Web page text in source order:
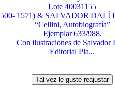
Lote 40031155
1571) & SALVADOR DALÍ I
“Cellini, Autobiografía”
Ejemplar 633/988.
Con ilustraciones de Salvador
Editorial Pla...